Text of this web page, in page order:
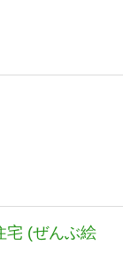
宅 (ぜんぶ絵